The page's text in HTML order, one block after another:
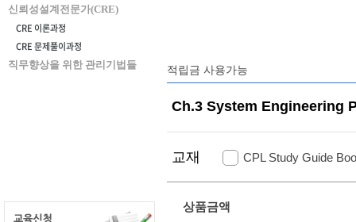
적립금 사용가능
Ch.3 System Engineering
교재 CPL Study Guide
상품금액
신뢰성설계전문가(CRE)
CRE 이론과정
CRE 문제풀이과정
직무향상을 위한 관리기법들